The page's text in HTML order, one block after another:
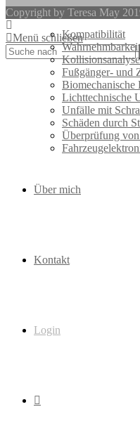
Kompatibilität
Wahrnehmbarkeit
Fußgänger- und
Biomechanische
Lichttechnische
Unfälle mit
Schäden durch
Überprüfung
Über mich
Kontakt
Login
Copyright by Teresa May
Menü schließen